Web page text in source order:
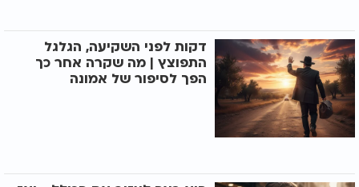
דקות לפני השקיעה, הגלגל
התפוצץ | מה שקרה אחר כך
הפך לסיפור של אמונה